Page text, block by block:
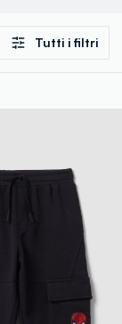
Tutti i filtri